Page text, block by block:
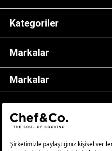
Kategoriler
Markalar
Markalar